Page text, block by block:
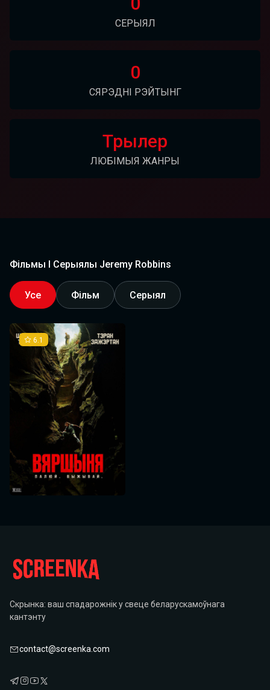
СЕРЫЯЛ
0
СЯРЭДНІ РЭЙТЫНГ
Трылер
ЛЮБІМЫЯ ЖАНРЫ
Фільмы І Серыялы Jeremy Robbins
Усе Фільм Серыял
6.1
Скрынка: ваш спадарожнік у свеце беларускамоўнага
кантэнту
contact@screenka.com